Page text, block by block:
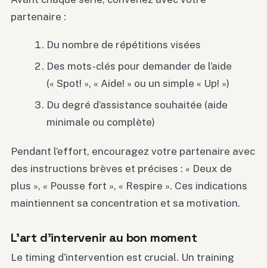
partenaire :
Du nombre de répétitions visées
Des mots-clés pour demander de l’aide
(« Spot! », « Aide! » ou un simple « Up! »)
Du degré d’assistance souhaitée (aide
minimale ou complète)
Pendant l’effort, encouragez votre partenaire avec
des instructions brèves et précises : « Deux de
plus », « Pousse fort », « Respire ». Ces indications
maintiennent sa concentration et sa motivation.
L’art d’intervenir au bon moment
Le timing d’intervention est crucial. Un training